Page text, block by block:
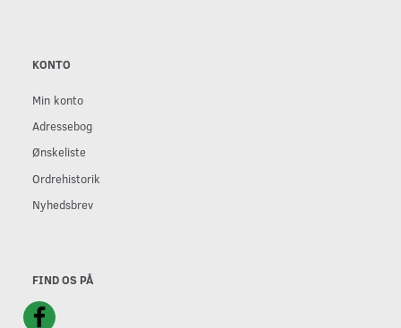
KONTO
Min konto
Adressebog
Ønskeliste
Ordrehistorik
Nyhedsbrev
FIND OS PÅ